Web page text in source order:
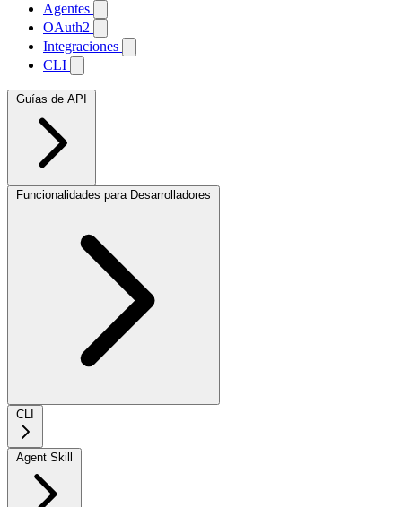
Agentes
OAuth2
Integraciones
CLI
Guías de API
Funcionalidades para Desarrolladores
CLI
Agent Skill